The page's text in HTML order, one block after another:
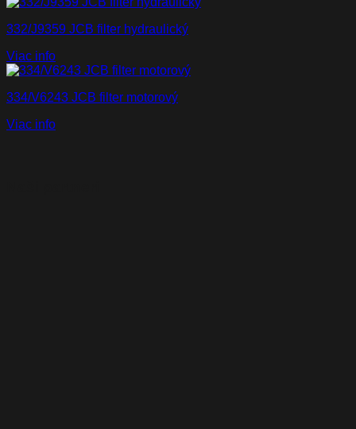
332/J9359 JCB filter hydraulický
Viac info
334/V6243 JCB filter motorový
Viac info